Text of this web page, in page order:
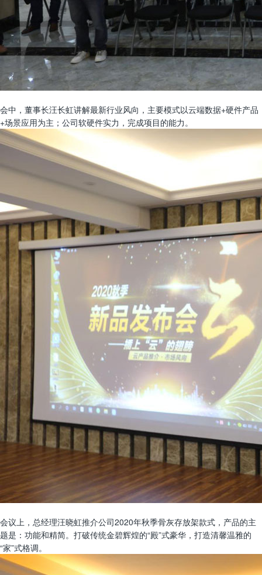
会中，董事长汪长虹讲解最新行业风向，主要模式以云端数据+硬件产品
+场景应用为主；公司软硬件实力，完成项目的能力。
会议上，总经理汪晓虹推介公司2020年秋季骨灰存放架款式，产品的主
题是：功能和精简。打破传统金碧辉煌的“殿”式豪华，打造清馨温雅的
“家”式格调。